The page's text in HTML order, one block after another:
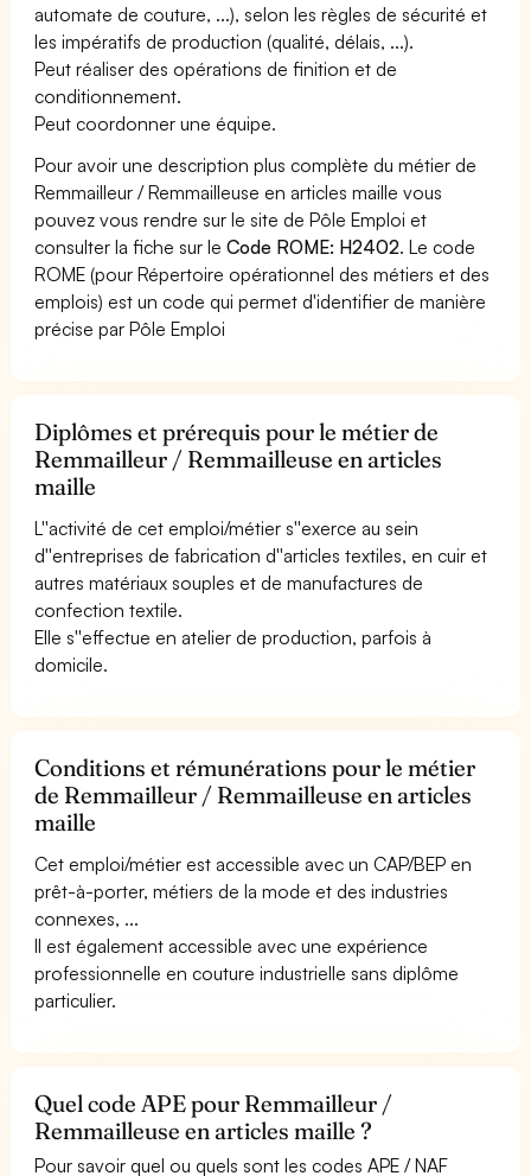
automate de couture, ...), selon les règles de sécurité et
les impératifs de production (qualité, délais, ...).
Peut réaliser des opérations de finition et de
conditionnement.
Peut coordonner une équipe.
Pour avoir une description plus complète du métier de
Remmailleur / Remmailleuse en articles maille vous
pouvez vous rendre sur le site de Pôle Emploi et
consulter la fiche sur leCode ROME: H2402. Le code
ROME (pour Répertoire opérationnel des métiers et des
emplois) est un code qui permet d'identifier de manière
précise par Pôle Emploi
Diplômes et prérequis pour le métier de
Remmailleur / Remmailleuse en articles
maille
L''activité de cet emploi/métier s''exerce au sein
d''entreprises de fabrication d''articles textiles, en cuir et
autres matériaux souples et de manufactures de
confection textile.
Elle s''effectue en atelier de production, parfois à
domicile.
Conditions et rémunérations pour le métier
de Remmailleur / Remmailleuse en articles
maille
Cet emploi/métier est accessible avec un CAP/BEP en
prêt-à-porter, métiers de la mode et des industries
connexes, ...
Il est également accessible avec une expérience
professionnelle en couture industrielle sans diplôme
particulier.
Quel code APE pour Remmailleur /
Remmailleuse en articles maille ?
Pour savoir quel ou quels sont les codes APE / NAF